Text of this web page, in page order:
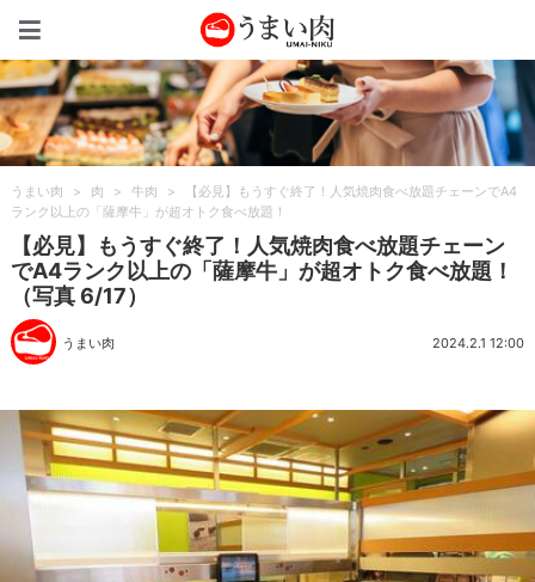
うまい肉 > 肉 > 牛肉 >
【必見】もうすぐ終了！人気焼肉食べ放題チェーンでA4
ランク以上の「薩摩牛」が超オトク食べ放題！
【必見】もうすぐ終了！人気焼肉食べ放題チェーン
でA4ランク以上の「薩摩牛」が超オトク食べ放題！
（写真 6/17）
うまい肉 2024.2.1 12:00